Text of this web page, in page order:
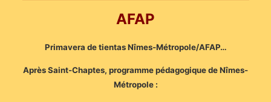
AFAP
Primavera de tientas Nîmes-Métropole/AFAP…
Après Saint-Chaptes, programme pédagogique de Nîmes-
Métropole :